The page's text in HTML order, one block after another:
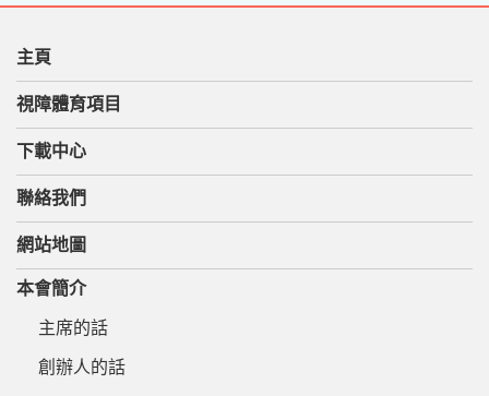
主頁
視障體育項目
下載中心
聯絡我們
網站地圖
本會簡介
主席的話
創辦人的話